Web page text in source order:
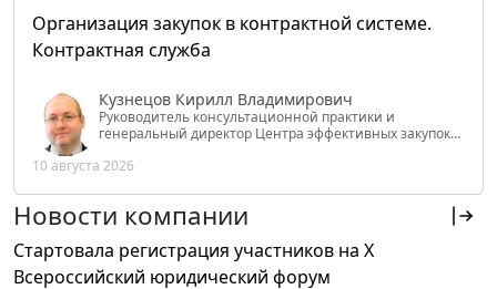
Организация закупок в контрактной системе.
Контрактная служба
Кузнецов Кирилл Владимирович
Руководитель консультационной практики и
генеральный директор Центра эффективных закупок
РФ
10 августа 2026
Новости компании
Стартовала регистрация участников на X
Всероссийский юридический форум